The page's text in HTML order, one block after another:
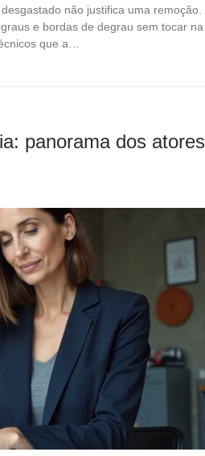
não justifica uma remoção.
e bordas de degrau sem tocar na
que a…
panorama dos atores